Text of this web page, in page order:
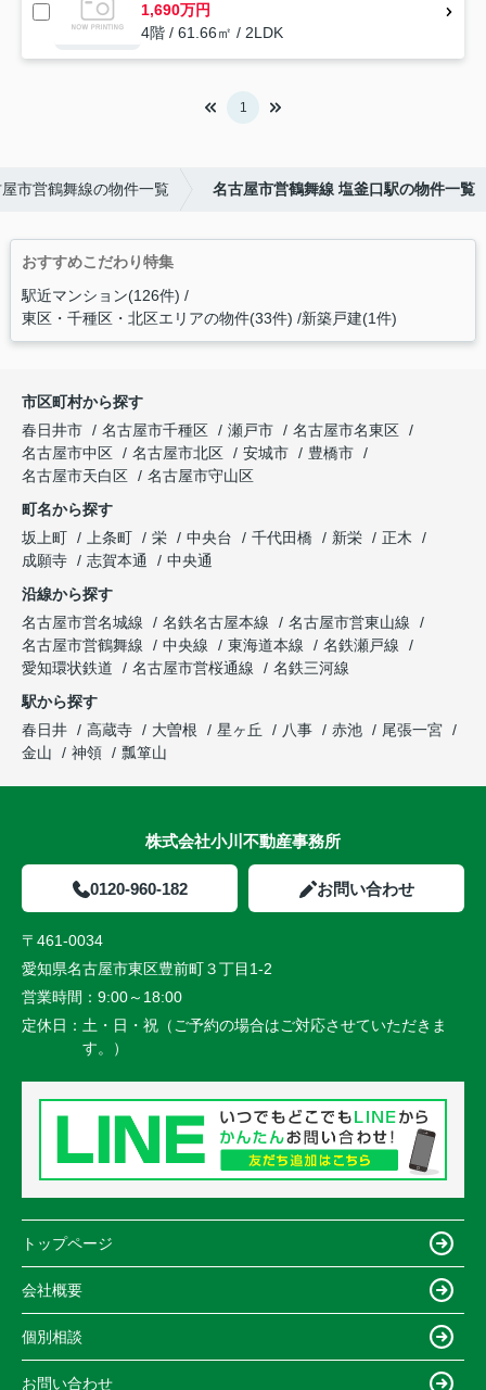
1,690万円
4階 / 61.66㎡ / 2LDK
1
市営鶴舞線の物件一覧 名古屋市営鶴舞線 塩釜口駅の物件一覧
おすすめこだわり特集
駅近マンション(126件)
東区・千種区・北区エリアの物件(33件) 新築戸建(1件)
市区町村から探す
春日井市
名古屋市千種区 瀬戸市
名古屋市名東区
名古屋市中区
名古屋市北区 安城市
豊橋市
名古屋市天白区
名古屋市守山区
町名から探す
坂上町
上条町 栄 中央台 千代田橋 新栄
正木
成願寺
志賀本通
中央通
沿線から探す
名古屋市営名城線
名鉄名古屋本線
名古屋市営東山線
名古屋市営鶴舞線
中央線 東海道本線
名鉄瀬戸線
愛知環状鉄道
名古屋市営桜通線
名鉄三河線
駅から探す
春日井
高蔵寺 大曽根 星ヶ丘 八事 赤池
尾張一宮
金山
神領 瓢箪山
株式会社小川不動産事務所
0120-960-182 お問い合わせ
〒461-0034
愛知県名古屋市東区豊前町３丁目1-2
営業時間： 9:00～18:00
定休日： 土・日・祝（ご予約の場合はご対応させていただきま
す。）
トップページ
会社概要
個別相談
お問い合わせ